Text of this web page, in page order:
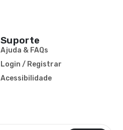
Suporte
Ajuda & FAQs
Login / Registrar
Acessibilidade